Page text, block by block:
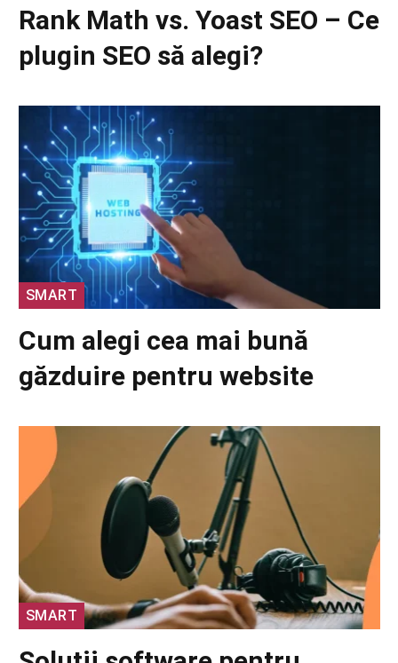
Rank Math vs. Yoast SEO – Ce
plugin SEO să alegi?
SMART
Cum alegi cea mai bună
găzduire pentru website
SMART